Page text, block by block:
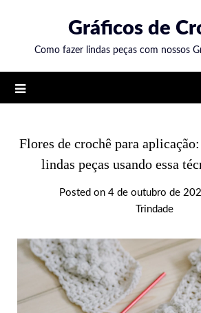
content
Gráficos de
Como fazer lindas peças com nossos
Flores de crochê para
lindas peças usando essa
Posted on 4 de outubro de
Trindade